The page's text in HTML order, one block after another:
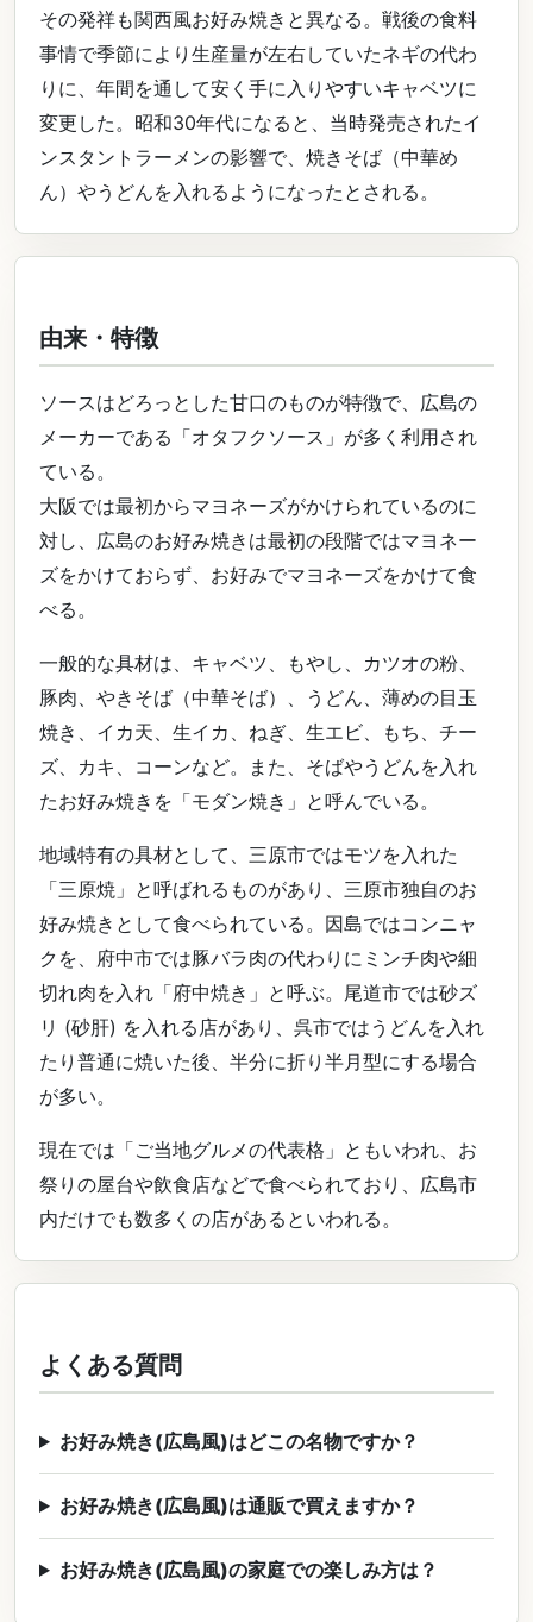
その発祥も関西風お好み焼きと異なる。戦後の食料
事情で季節により生産量が左右していたネギの代わ
りに、年間を通して安く手に入りやすいキャベツに
変更した。昭和30年代になると、当時発売されたイ
ンスタントラーメンの影響で、焼きそば（中華め
ん）やうどんを入れるようになったとされる。
由来・特徴
ソースはどろっとした甘口のものが特徴で、広島の
メーカーである「オタフクソース」が多く利用され
ている。
大阪では最初からマヨネーズがかけられているのに
対し、広島のお好み焼きは最初の段階ではマヨネー
ズをかけておらず、お好みでマヨネーズをかけて食
べる。
一般的な具材は、キャベツ、もやし、カツオの粉、
豚肉、やきそば（中華そば）、うどん、薄めの目玉
焼き、イカ天、生イカ、ねぎ、生エビ、もち、チー
ズ、カキ、コーンなど。また、そばやうどんを入れ
たお好み焼きを「モダン焼き」と呼んでいる。
地域特有の具材として、三原市ではモツを入れた
「三原焼」と呼ばれるものがあり、三原市独自のお
好み焼きとして食べられている。因島ではコンニャ
クを、府中市では豚バラ肉の代わりにミンチ肉や細
切れ肉を入れ「府中焼き」と呼ぶ。尾道市では砂ズ
リ (砂肝) を入れる店があり、呉市ではうどんを入れ
たり普通に焼いた後、半分に折り半月型にする場合
が多い。
現在では「ご当地グルメの代表格」ともいわれ、お
祭りの屋台や飲食店などで食べられており、広島市
内だけでも数多くの店があるといわれる。
よくある質問
お好み焼き(広島風)はどこの名物ですか？
お好み焼き(広島風)は通販で買えますか？
お好み焼き(広島風)の家庭での楽しみ方は？